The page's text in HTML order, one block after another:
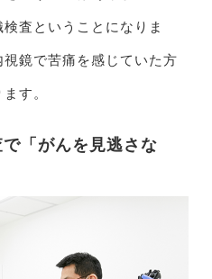
査ということになりま
鏡で苦痛を感じていた方
す。
「がんを見逃さな